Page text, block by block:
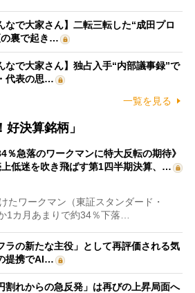
なで大家さん】二転三転した“成田プロ
の裏で起き…
なで大家さん】独占入手“内部議事録”で
代表の思…
一覧を見る
決算銘柄」
％急落のワークマンに特大反転の期待》
低迷を吹き飛ばす第1四半期決算、…
ワークマン（東証スタンダード・
1カ月あまりで約34％下落…
ラの新たな主役」として再評価される気
提携でAI…
割れからの急反発」は再びの上昇局面へ